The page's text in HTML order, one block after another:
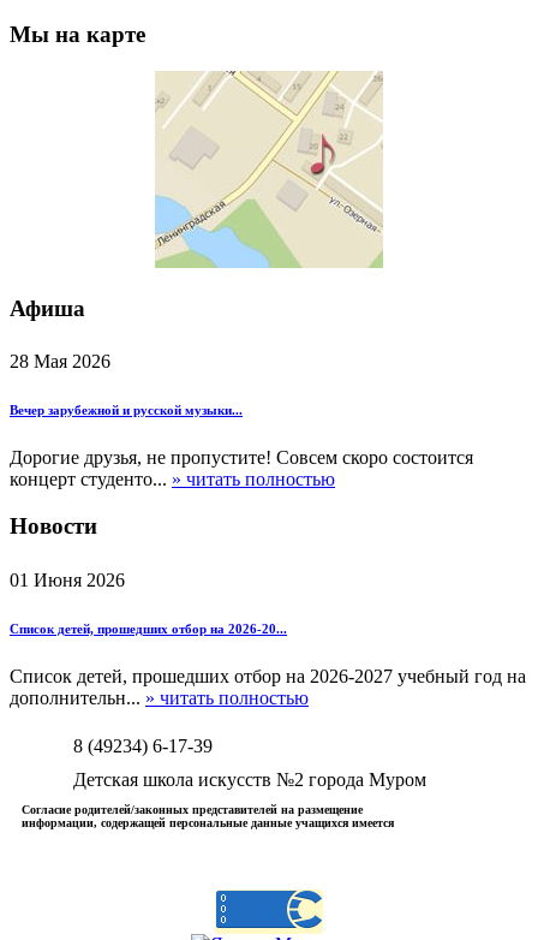
Мы на карте
Афиша
28 Мая 2026
Вечер зарубежной и русской музыки...
Дорогие друзья, не пропустите! Совсем скоро состоится
концерт студенто... » читать полностью
Новости
01 Июня 2026
Список детей, прошедших отбор на 2026-20...
Список детей, прошедших отбор на 2026-2027 учебный год на
дополнительн... » читать полностью
8 (49234) 6-17-39
Детская школа искусств №2 города Муром
Согласие родителей/законных представителей на размещение
информации, содержащей персональные данные учащихся имеется